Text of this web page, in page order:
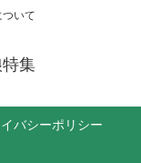
いて
集
バシーポリシー